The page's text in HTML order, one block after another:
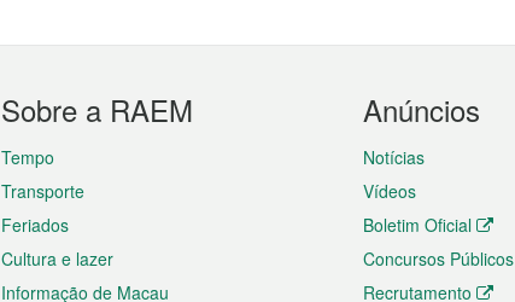
Sobre a RAEM
Tempo
Transporte
Feriados
Cultura e lazer
Informação de Macau
Anúncios
Notícias
Vídeos
Boletim Oficial
Concursos Públicos
Recrutamento